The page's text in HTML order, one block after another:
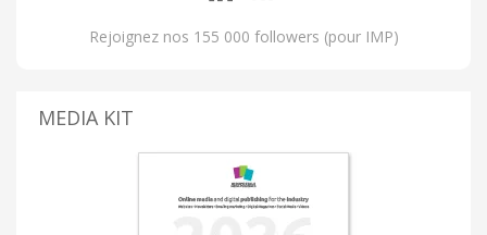
Rejoignez nos 155 000 followers (pour IMP)
MEDIA KIT